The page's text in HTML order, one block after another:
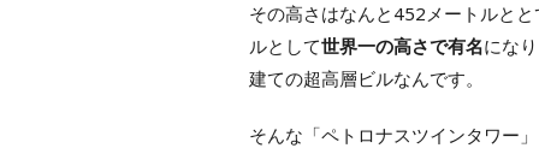
その高さはなんと452メートルと
ルとして世界一の高さで有名にな
建ての超高層ビルなんです。
そんな「ペトロナスツインタワー